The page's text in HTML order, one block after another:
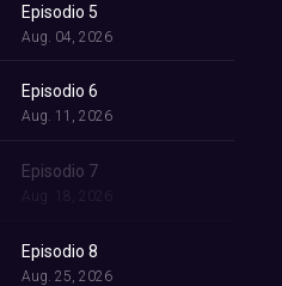
Episodio 5
Aug. 04, 2026
Episodio 6
Aug. 11, 2026
Episodio 7
Aug. 18, 2026
Episodio 8
Aug. 25, 2026